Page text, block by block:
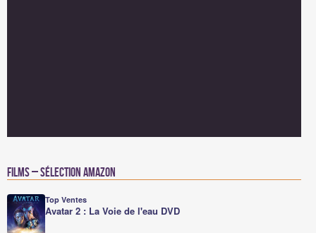
Films – Sélection Amazon
Top Ventes
Avatar 2 : La Voie de l'eau DVD